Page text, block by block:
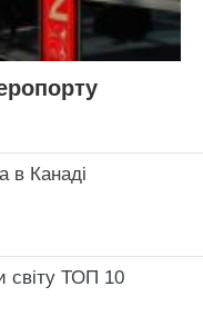
в Канаді
світу ТОП 10